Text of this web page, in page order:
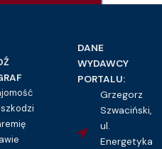
DANE
WYDAWCY
PORTALU:
Grzegorz
Szwaciński,
ul.
Energetyka